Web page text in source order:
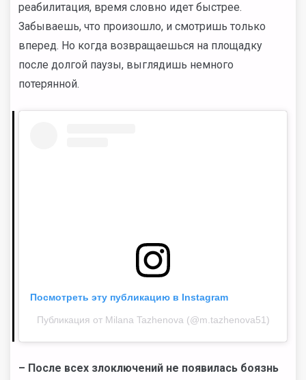
реабилитация, время словно идет быстрее.
Забываешь, что произошло, и смотришь только
вперед. Но когда возвращаешься на площадку
после долгой паузы, выглядишь немного
потерянной.
Посмотреть эту публикацию в Instagram
Публикация от Milana Tazhenova (@m.tazhenova51)
– После всех злоключений не появилась боязнь